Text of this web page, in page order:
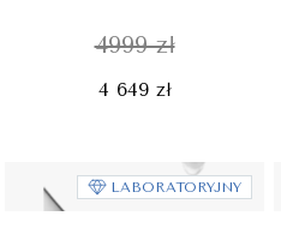
4999 zł
4 649 zł
LABORATORYJNY